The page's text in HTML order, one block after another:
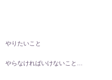
やりたいこと
やらなければいけないこと…